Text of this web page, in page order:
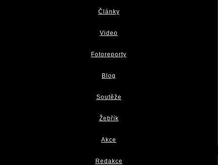
Články
Video
Fotoreporty
Blog
Soutěže
Žebřík
Akce
Redakce